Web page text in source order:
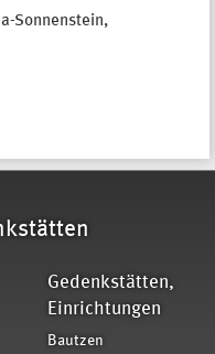
Sonnenstein,
Gedenkstätten,
Einrichtungen
Bautzen